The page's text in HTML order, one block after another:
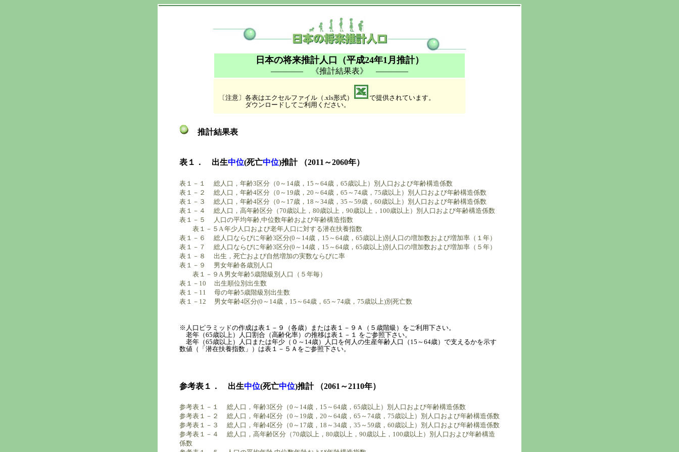
日本の将来推計人口（平成24年1月推計）
―――― 《推計結果表》 ――――
〔注意〕各表はエクセルファイル（.xls形式）
で提供されています。
ダウンロードしてご利用ください。
推計結果表
表１． 出生中位(死亡中位)推計 （2011～2060年）
表１－１ 総人口，年齢3区分（0～14歳，15～64歳，65歳以上）別人口および年齢構造係数
表１－２ 総人口，年齢4区分（0～19歳，20～64歳，65～74歳，75歳以上）別人口および年齢構造係数
表１－３ 総人口，年齢4区分（0～17歳，18～34歳，35～59歳，60歳以上）別人口および年齢構造係数
表１－４ 総人口，高年齢区分（70歳以上，80歳以上，90歳以上，100歳以上）別人口および年齢構造係数
表１－５ 人口の平均年齢,中位数年齢および年齢構造指数
表１－５A 年少人口および老年人口に対する潜在扶養指数
表１－６ 総人口ならびに年齢3区分(0～14歳，15～64歳，65歳以上)別人口の増加数および増加率（１年）
表１－７ 総人口ならびに年齢3区分(0～14歳，15～64歳，65歳以上)別人口の増加数および増加率（５年）
表１－８ 出生，死亡および自然増加の実数ならびに率
表１－９ 男女年齢各歳別人口
表１－９A 男女年齢5歳階級別人口（５年毎）
表１－10 出生順位別出生数
表１－11 母の年齢5歳階級別出生数
表１－12 男女年齢4区分(0～14歳，15～64歳，65～74歳，75歳以上)別死亡数
※人口ピラミッドの作成は表１－９（各歳）または表１－９Ａ（５歳階級）をご利用下さい。
老年（65歳以上）人口割合（高齢化率）の推移は表１－１ をご参照下さい。
老年（65歳以上）人口または年少（０～14歳）人口を何人の生産年齢人口（15～64歳）で支えるかを示す
数値（「潜在扶養指数」）は表１－５Ａをご参照下さい。
参考表１． 出生中位(死亡中位)推計 （2061～2110年）
参考表１－１ 総人口，年齢3区分（0～14歳，15～64歳，65歳以上）別人口および年齢構造係数
参考表１－２ 総人口，年齢4区分（0～19歳，20～64歳，65～74歳，75歳以上）別人口および年齢構造係数
参考表１－３ 総人口，年齢4区分（0～17歳，18～34歳，35～59歳，60歳以上）別人口および年齢構造係数
参考表１－４ 総人口，高年齢区分（70歳以上，80歳以上，90歳以上，100歳以上）別人口および年齢構造
係数